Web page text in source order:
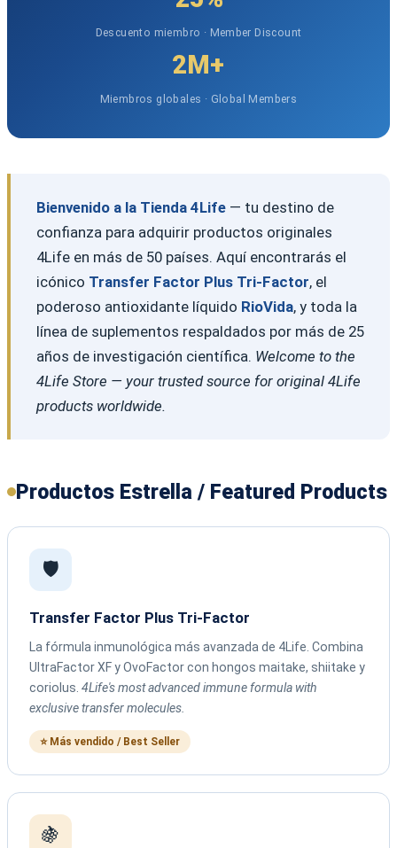
Descuento miembro · Member Discount
2M+
Miembros globales · Global Members
Bienvenido a la Tienda 4Life— tu destino de
confianza para adquirir productos originales
4Life en más de 50 países. Aquí encontrarás el
icónico Transfer Factor Plus Tri-Factor, el
poderoso antioxidante líquido RioVida, y toda la
línea de suplementos respaldados por más de 25
años de investigación científica. Welcome to the
4Life Store — your trusted source for original 4Life
products worldwide.
Productos Estrella / Featured Products
🛡️
Transfer Factor Plus Tri-Factor
La fórmula inmunológica más avanzada de 4Life. Combina
UltraFactor XF y OvoFactor con hongos maitake, shiitake y
coriolus. 4Life's most advanced immune formula with
exclusive transfer molecules.
⭐ Más vendido / Best Seller
🍇